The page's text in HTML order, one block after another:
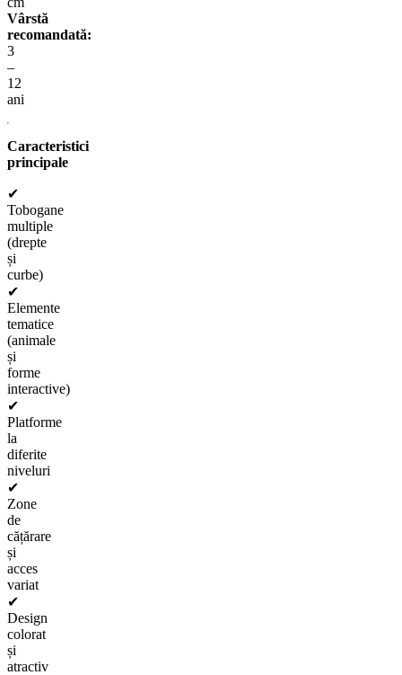
Vârstă
recomandată:
3
–
12
ani
Caracteristici
principale
✔
Tobogane
multiple
(drepte
și
curbe)
✔
Elemente
tematice
(animale
și
forme
interactive)
✔
Platforme
la
diferite
niveluri
✔
Zone
de
cățărare
și
acces
variat
✔
Design
colorat
și
atractiv